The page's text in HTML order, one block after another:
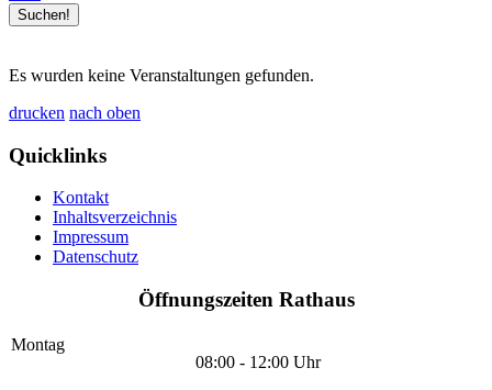
Es wurden keine Veranstaltungen gefunden.
drucken nach oben
Quicklinks
Kontakt
Inhaltsverzeichnis
Impressum
Datenschutz
Öffnungszeiten Rathaus
Montag
08:00 - 12:00 Uhr